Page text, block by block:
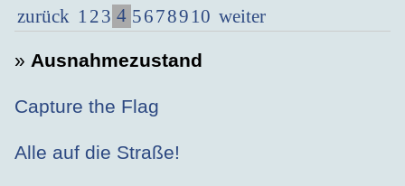
zurück 123 4 56789 10 weiter
» Ausnahmezustand
Capture the Flag
Alle auf die Straße!